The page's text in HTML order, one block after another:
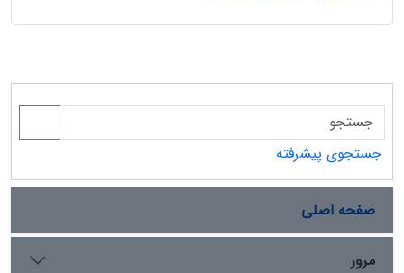
جستجوی پیشرفته
صفحه اصلی
مرور